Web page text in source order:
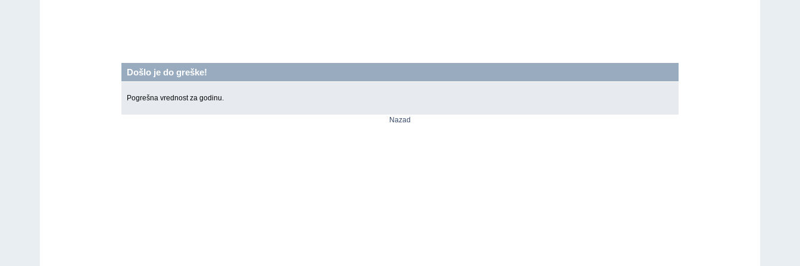
Došlo je do greške!
Pogrešna vrednost za godinu.
Nazad